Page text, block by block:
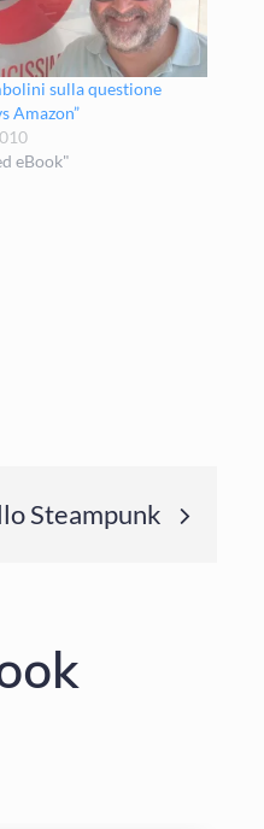
sulla questione
Amazon”
eBook"
Steampunk